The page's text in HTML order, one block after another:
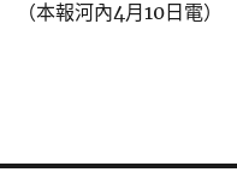
（本報河內4月10日電）